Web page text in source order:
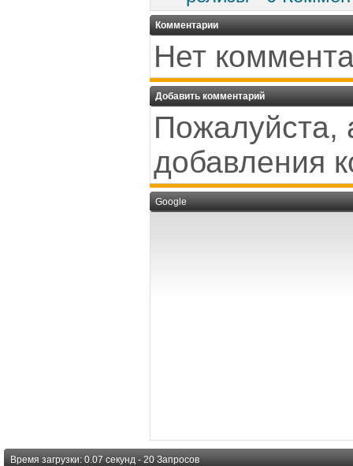
Комментарии
Нет
Добавить комментарий
Пожалуйста,
добавления
Google
Время загрузки: 0.07 секунд - 20 Запросов